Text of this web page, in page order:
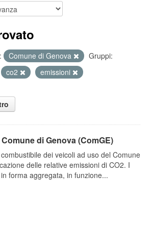
Comune di Genova
Gruppi:
co2
emissioni
di Genova (ComGE)
dei veicoli ad uso del Comune
delle relative emissioni di CO2. I
forma aggregata, in funzione...